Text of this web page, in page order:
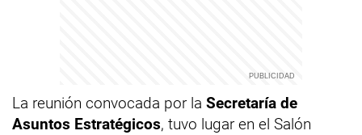
La reunión convocada por la Secretaría de
Asuntos Estratégicos, tuvo lugar en el Salón